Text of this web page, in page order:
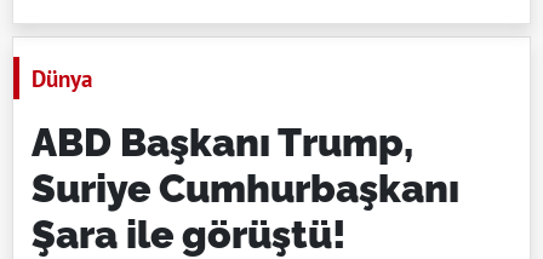
Dünya
ABD Başkanı Trump,
Suriye Cumhurbaşkanı
Şara ile görüştü!